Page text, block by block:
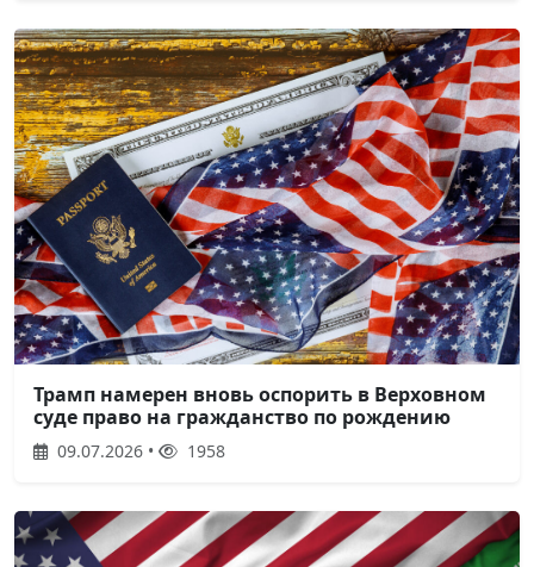
Трамп намерен вновь оспорить в Верховном
суде право на гражданство по рождению
09.07.2026 • 1958